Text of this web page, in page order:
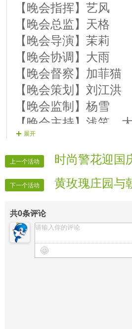
5、【演员】芳馨 歌
6、【演员】冷祤 歌
7、【演员】冰丽 歌
8、【演员】团长 歌
9、【演员】戀歌 歌
10、【演员】娘子 歌
11、【演员】明月 歌
【晚会指挥】艺风
【晚会总监】天格
【晚会导演】茉莉
【晚会协调】大雨
【晚会督察】加菲猫
【晚会策划】刘江洪
【晚会监制】杨雪
【晚会主持】浅笑、
【晚会秩序】香怡
【晚会护麦】鸿郎
【晚会广播】值日生、
【晚会片花】挂号、
【晚会开场】红袖、
【晚会迎宾】房间全体
展开
上一个活动 时尚警花迎国
下一个活动 黄玫瑰庄园与
共0条评论